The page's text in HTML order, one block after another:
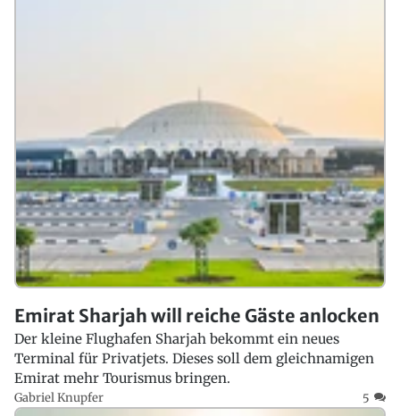
Emirat Sharjah will reiche Gäste anlocken
Der kleine Flughafen Sharjah bekommt ein neues
Terminal für Privatjets. Dieses soll dem gleichnamigen
Emirat mehr Tourismus bringen.
Gabriel Knupfer 5